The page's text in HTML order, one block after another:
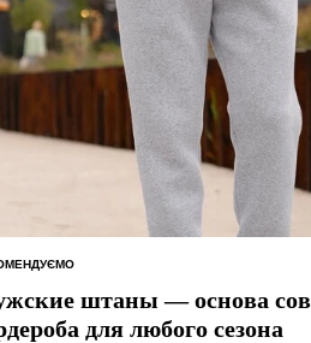
штаны — основа
для любого сезона